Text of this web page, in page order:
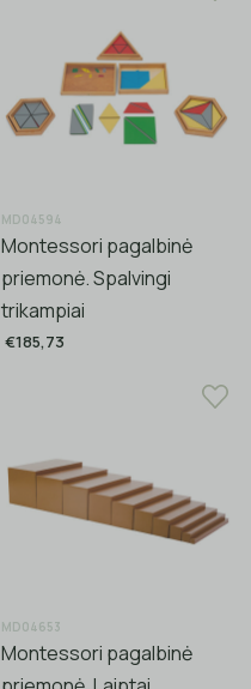
MD04594
Montessori pagalbinė
priemonė. Spalvingi
trikampiai
€185,73
MD04653
Montessori pagalbinė